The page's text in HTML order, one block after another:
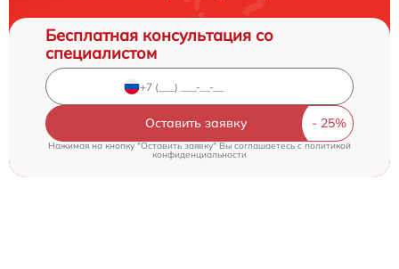
Бесплатная консультация со
специалистом
Оставить заявку
Нажимая на кнопку "Оставить заявку" Вы соглашаетесь cполитикой
конфиденциальности